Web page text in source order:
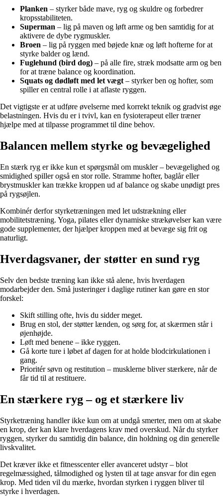
Planken – styrker både mave, ryg og skuldre og forbedrer
kropsstabiliteten.
Superman – lig på maven og løft arme og ben samtidig for at
aktivere de dybe rygmuskler.
Broen – lig på ryggen med bøjede knæ og løft hofterne for at
styrke balder og lænd.
Fuglehund (bird dog) – på alle fire, stræk modsatte arm og ben
for at træne balance og koordination.
Squats og dødløft med let vægt – styrker ben og hofter, som
spiller en central rolle i at aflaste ryggen.
Det vigtigste er at udføre øvelserne med korrekt teknik og gradvist øge
belastningen. Hvis du er i tvivl, kan en fysioterapeut eller træner
hjælpe med at tilpasse programmet til dine behov.
Balancen mellem styrke og bevægelighed
En stærk ryg er ikke kun et spørgsmål om muskler – bevægelighed og
smidighed spiller også en stor rolle. Stramme hofter, baglår eller
brystmuskler kan trække kroppen ud af balance og skabe unødigt pres
på rygsøjlen.
Kombinér derfor styrketræningen med let udstrækning eller
mobilitetstræning. Yoga, pilates eller dynamiske strækøvelser kan være
gode supplementer, der hjælper kroppen med at bevæge sig frit og
naturligt.
Hverdagsvaner, der støtter en sund ryg
Selv den bedste træning kan ikke stå alene, hvis hverdagen
modarbejder den. Små justeringer i daglige rutiner kan gøre en stor
forskel:
Skift stilling ofte, hvis du sidder meget.
Brug en stol, der støtter lænden, og sørg for, at skærmen står i
øjenhøjde.
Løft med benene – ikke ryggen.
Gå korte ture i løbet af dagen for at holde blodcirkulationen i
gang.
Prioritér søvn og restitution – musklerne bliver stærkere, når de
får tid til at restituere.
En stærkere ryg – og et stærkere liv
Styrketræning handler ikke kun om at undgå smerter, men om at skabe
en krop, der kan klare hverdagens krav med overskud. Når du styrker
ryggen, styrker du samtidig din balance, din holdning og din generelle
livskvalitet.
Det kræver ikke et fitnesscenter eller avanceret udstyr – blot
regelmæssighed, tålmodighed og lysten til at tage ansvar for din egen
krop. Med tiden vil du mærke, hvordan styrken i ryggen bliver til
styrke i hverdagen.